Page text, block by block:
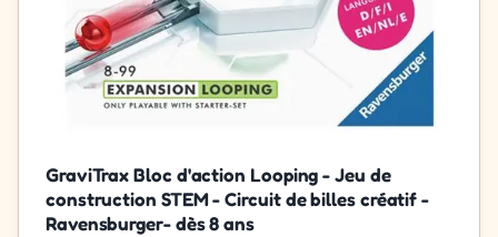
GraviTrax Bloc d'action Looping - Jeu de
construction STEM - Circuit de billes créatif -
Ravensburger- dès 8 ans